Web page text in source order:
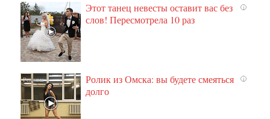
i
Этот танец невесты оставит вас без
слов! Пересмотрела 10 раз
i
Ролик из Омска: вы будете смеяться
долго